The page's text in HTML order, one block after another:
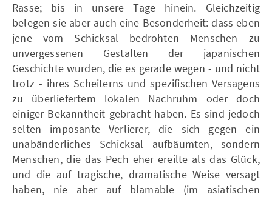
Rasse; bis in unsere Tage hinein. Gleichzeitig
belegen sie aber auch eine Besonderheit: dass eben
jene vom Schicksal bedrohten Menschen zu
unvergessenen Gestalten der japanischen
Geschichte wurden, die es gerade wegen - und nicht
trotz - ihres Scheiterns und spezifischen Versagens
zu überliefertem lokalen Nachruhm oder doch
einiger Bekanntheit gebracht haben. Es sind jedoch
selten imposante Verlierer, die sich gegen ein
unabänderliches Schicksal aufbäumten, sondern
Menschen, die das Pech eher ereilte als das Glück,
und die auf tragische, dramatische Weise versagt
haben, nie aber auf blamable (im asiatischen